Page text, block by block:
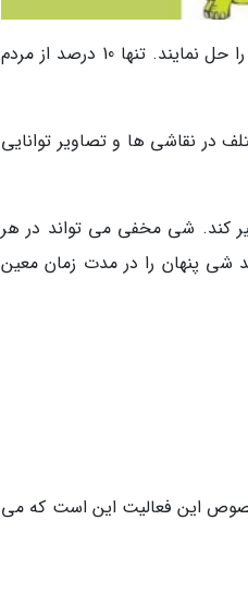
فرداید|افرادی که هوش والبته تمرکز و دقت بالایی دارند می توانند این تست توهم نوری را حل نمایند. تنها 10 درصد از مردم
در نقاشی ها و تصاویر توانایی
کند. شی مخفی می تواند در هر
شی پنهان را در مدت زمان معین
خصوص این فعالیت این است که می